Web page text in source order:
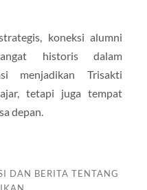
koneksi alumni
historis dalam
menjadikan Trisakti
tetapi juga tempat
depan.
DAN BERITA TENTANG